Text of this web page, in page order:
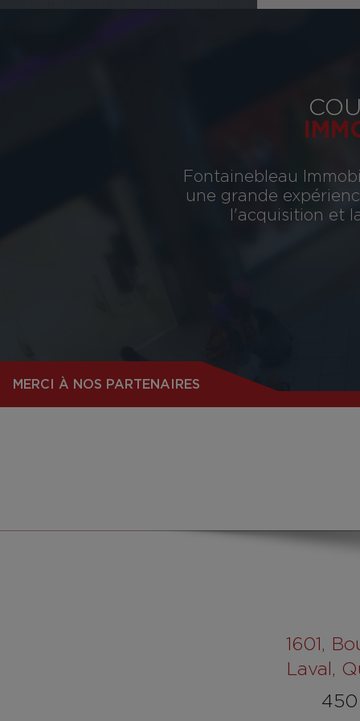
Fontainebleau
une grande
l'acquisition et
MERCI À NOS PARTENAIRES
1601 ,
Laval,
450